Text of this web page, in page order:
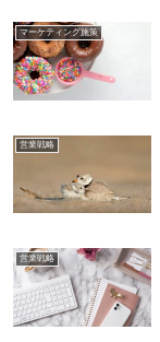
マーケティング施策
営業戦略
営業戦略